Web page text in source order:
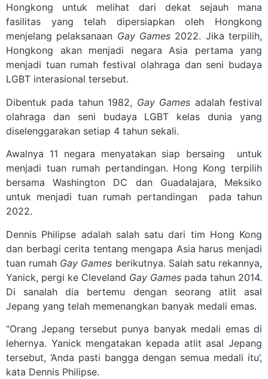
Hongkong untuk melihat dari dekat sejauh mana
fasilitas yang telah dipersiapkan oleh Hongkong
menjelang pelaksanaan Gay Games 2022. Jika terpilih,
Hongkong akan menjadi negara Asia pertama yang
menjadi tuan rumah festival olahraga dan seni budaya
LGBT interasional tersebut.
Dibentuk pada tahun 1982, Gay Games adalah festival
olahraga dan seni budaya LGBT kelas dunia yang
diselenggarakan setiap 4 tahun sekali.
Awalnya 11 negara menyatakan siap bersaing untuk
menjadi tuan rumah pertandingan. Hong Kong terpilih
bersama Washington DC dan Guadalajara, Meksiko
untuk menjadi tuan rumah pertandingan pada tahun
2022.
Dennis Philipse adalah salah satu dari tim Hong Kong
dan berbagi cerita tentang mengapa Asia harus menjadi
tuan rumah Gay Games berikutnya. Salah satu rekannya,
Yanick, pergi ke Cleveland Gay Games pada tahun 2014.
Di sanalah dia bertemu dengan seorang atlit asal
Jepang yang telah memenangkan banyak medali emas.
“Orang Jepang tersebut punya banyak medali emas di
lehernya. Yanick mengatakan kepada atlit asal Jepang
tersebut, ‘Anda pasti bangga dengan semua medali itu’,
kata Dennis Philipse.